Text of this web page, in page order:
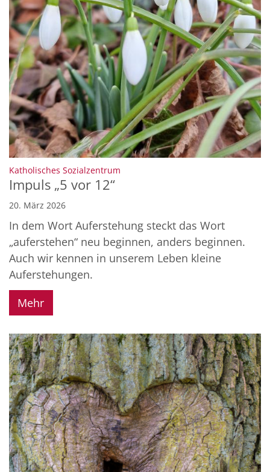
Katholisches Sozialzentrum
Impuls „5 vor 12“
20. März 2026
In dem Wort Auferstehung steckt das Wort
„auferstehen“ neu beginnen, anders beginnen.
Auch wir kennen in unserem Leben kleine
Auferstehungen.
Mehr